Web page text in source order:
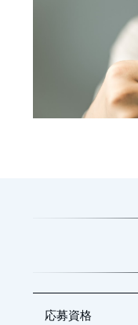
応募資格